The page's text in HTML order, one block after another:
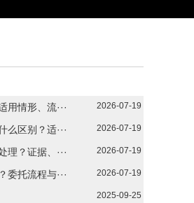
用情形、流··· 2026-07-19
么区别？适··· 2026-07-19
理？证据、··· 2026-07-19
委托流程与··· 2026-07-19
2025-09-25